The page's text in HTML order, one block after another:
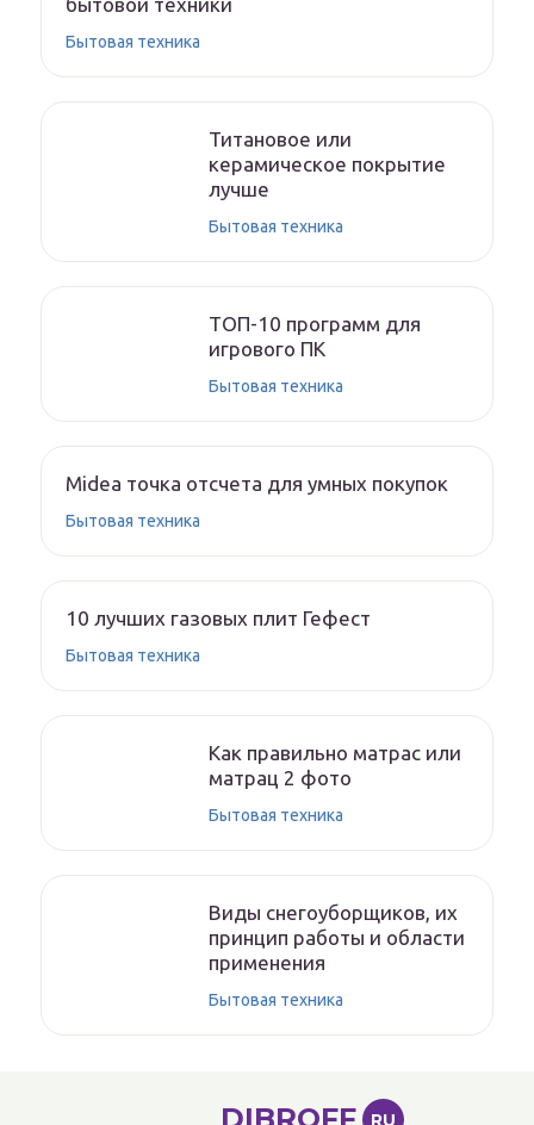
Бытовая техника
Титановое или
керамическое покрытие
лучше
Бытовая техника
ТОП-10 программ для
игрового ПК
Бытовая техника
Midea точка отсчета для умных покупок
Бытовая техника
10 лучших газовых плит Гефест
Бытовая техника
Как правильно матрас или
матрац 2 фото
Бытовая техника
Виды снегоуборщиков, их
принцип работы и области
применения
Бытовая техника
RU